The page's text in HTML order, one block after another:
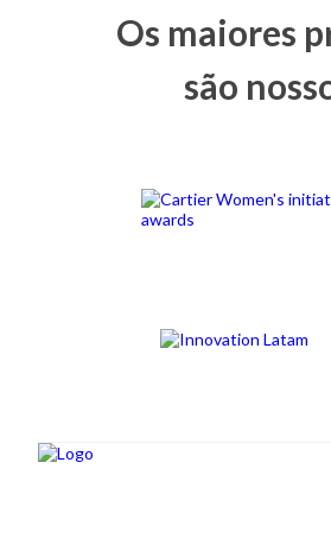
Os maiores
são